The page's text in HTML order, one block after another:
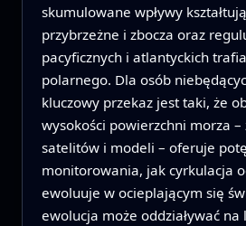
skumulowane wpływy
przybrzeżne i zbocza oraz
pacyficznych i atlantyckich
polarnego. Dla osób
kluczowy przekaz jest taki, że
wysokości powierzchni morza –
satelitów i modeli – oferuje
monitorowania, jak cyrkulacja
ewoluuje w ocieplającym się
ewolucja może oddziaływać na